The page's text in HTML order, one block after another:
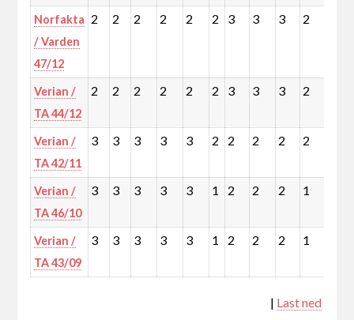
Norfakta
/ Varden
47/12
2 2 2 2 2 2 3 3 3 2
Verian /
TA 44/12
2 2 2 2 2 2 3 3 3 2
Verian /
TA 42/11
3 3 3 3 3 2 2 2 2 2
Verian /
TA 46/10
3 3 3 3 3 1 2 2 2 1
Verian /
TA 43/09
3 3 3 3 3 1 2 2 2 1
| Last ned